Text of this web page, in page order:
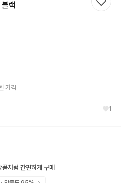
랙
가격
1
처럼 간편하게 구매
찜하기